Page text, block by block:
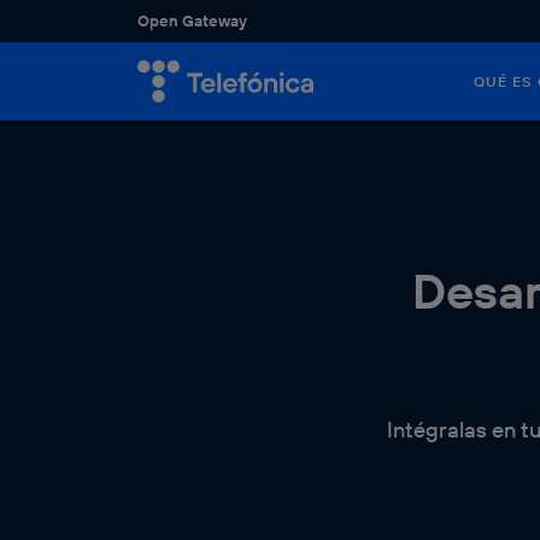
Open Gateway
QUÉ ES
Intégralas en